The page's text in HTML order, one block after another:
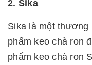
2. Sika
Sika là một thương
phẩm keo chà ron
phẩm keo chà ron